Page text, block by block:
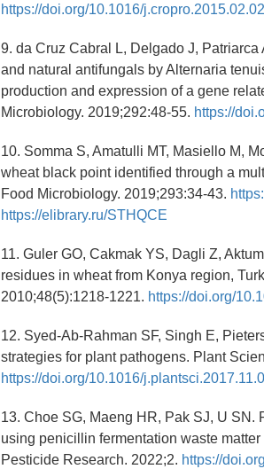
https://doi.org/10.1016/
9. da Cruz Cabral L, Delgado J,
and natural antifungals by Alternaria
production and expression of a gene
Microbiology. 2019;292:48-55. https://
10. Somma S, Amatulli MT, Masiello M,
wheat black point identified through a
Food Microbiology. 2019;293:34-43.
https://elibrary.ru/STHQCE
11. Guler GO, Cakmak YS, Dagli Z,
residues in wheat from Konya region,
2010;48(5):1218-1221. https://doi.org/
12. Syed-Ab-Rahman SF, Singh E,
strategies for plant pathogens. Plant
https://doi.org/10.1016/
13. Choe SG, Maeng HR, Pak SJ, U
using penicillin fermentation waste
Pesticide Research. 2022;2. https://